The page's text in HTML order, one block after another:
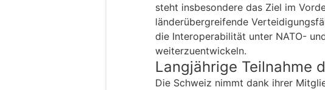
steht insbesondere das Ziel im
länderübergreifende
die Interoperabilität unter NATO-
weiterzuentwickeln.
Langjährige Teilnahme
Die Schweiz nimmt dank ihrer